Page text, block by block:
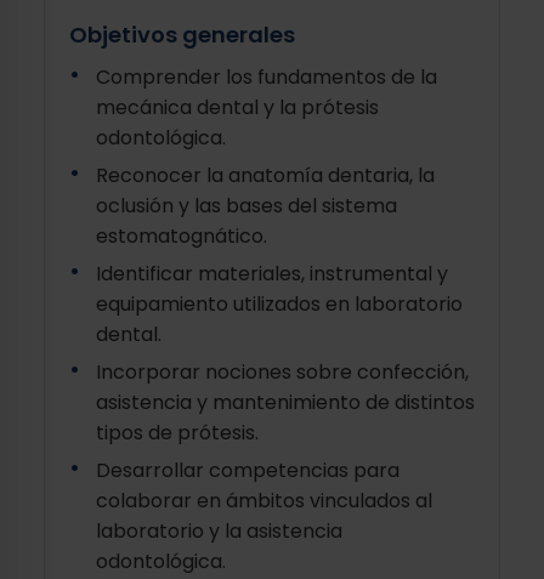
Objetivos generales
Comprender los fundamentos de la
mecánica dental y la prótesis
odontológica.
Reconocer la anatomía dentaria, la
oclusión y las bases del sistema
estomatognático.
Identificar materiales, instrumental y
equipamiento utilizados en laboratorio
dental.
Incorporar nociones sobre confección,
asistencia y mantenimiento de distintos
tipos de prótesis.
Desarrollar competencias para
colaborar en ámbitos vinculados al
laboratorio y la asistencia
odontológica.